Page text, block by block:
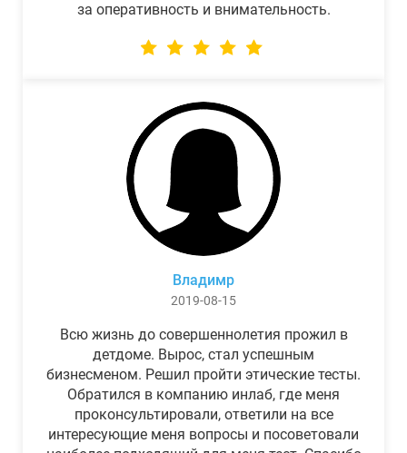
за оперативность и внимательность.
Владимр
2019-08-15
Всю жизнь до совершеннолетия прожил в
детдоме. Вырос, стал успешным
бизнесменом. Решил пройти этические тесты.
Обратился в компанию инлаб, где меня
проконсультировали, ответили на все
интересующие меня вопросы и посоветовали